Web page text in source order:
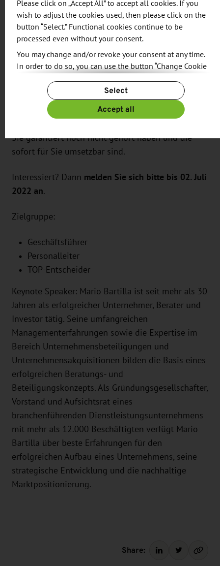
Beachten Sie zudem: Stellenausschreibungen
wirken ungleich attraktiver, wenn die Liste der
Benefits länger ist als die der Anforderungen.
Stellenanzeige von denen Ihrer Konkurrenz
abzuheben.
Lassen Sie sich auf Ihrem Weg zum richtigen
Mitarbeiter helfen und erfahren Sie von
Sie garantiert noch nicht gehört haben und die
sofort für Sie umsetzbar sind.
Interessiert? Dann melden Sie sich bitte bis 02. Juli
2022 an.
Zielgruppe:
Geschäftsführer
Personalleiter
TOP-Entscheider
Keynote Speaker: Mario Bartilla ist seit mehr als 30
Jahren als erfolgreicher Unternehmer, Berater und
Investor tätig. Seine umfangreichen
Managementerfahrungen sowie die Expertise im
Bereich Unternehmensbeteiligungen und
Unternehmensakquisitionen bilden die Basis eines
erfolgreichen Beratungs- und
Beteiligungskonzepts. Als Gründungsgesellschafter,
Vorstand und Aufsichtsrat eines
branchenführenden Dienstleistungsunternehmens
mit mehr als 12.000 Beschäftigten verfügt Mario
Bartilla über beste Erfahrungen für den
erfolgreichen Aufbau eines Unternehmens, seine
strategische Entwicklung und die nachhaltige
Marktpositionierung.
Share:
Please click on „Accept All” to accept all cookies. If you
wish to adjust the cookies used, then please click on the
button “Select.” Functional cookies continue to be
processed even without your consent.
You may change and/or revoke your consent at any time.
In order to do so, you can use the button “Change Cookie
For more information, please see our
Privacy Policy.
Additional information can be found in our
Imprint
Select
Accept all